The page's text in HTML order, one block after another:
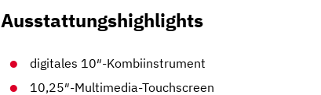
Ausstattungshighlights
digitales 10″-Kombiinstrument
10,25″-Multimedia-Touchscreen